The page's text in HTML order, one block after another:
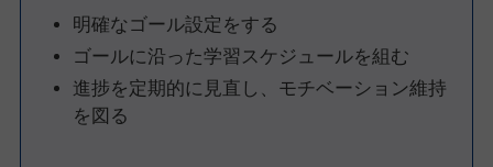
明確なゴール設定をする
ゴールに沿った学習スケジュールを組む
進捗を定期的に見直し、モチベーション維持
を図る